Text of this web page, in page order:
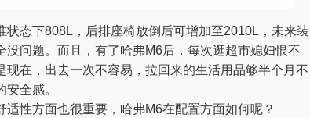
状态下808L，后排座椅放倒后可增加至2010L，未来装
没问题。而且，有了哈弗M6后，每次逛超市媳妇恨不
现在，出去一次不容易，拉回来的生活用品够半个月不
全感。
适性方面也很重要，哈弗M6在配置方面如何呢？